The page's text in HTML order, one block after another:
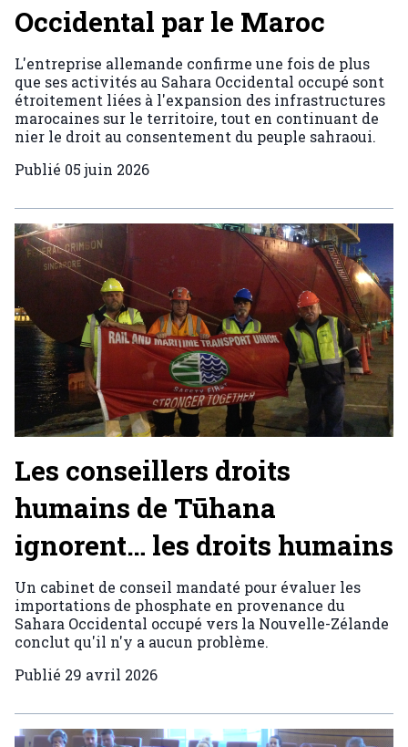
Occidental par le Maroc
L'entreprise allemande confirme une fois de plus
que ses activités au Sahara Occidental occupé sont
étroitement liées à l'expansion des infrastructures
marocaines sur le territoire, tout en continuant de
nier le droit au consentement du peuple sahraoui.
Publié 05 juin 2026
Les conseillers droits
humains de Tūhana
ignorent… les droits humains
Un cabinet de conseil mandaté pour évaluer les
importations de phosphate en provenance du
Sahara Occidental occupé vers la Nouvelle-Zélande
conclut qu'il n'y a aucun problème.
Publié 29 avril 2026